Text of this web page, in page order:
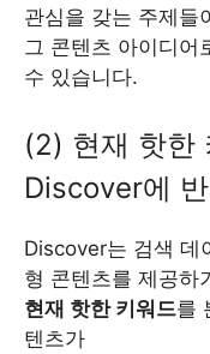
관심을 갖는 주제들
그 콘텐츠 아이디어
수 있습니다.
(2) 현재 핫한
Discover에
Discover는 검색 데
형 콘텐츠를 제공하
현재 핫한 키워드를
텐츠가